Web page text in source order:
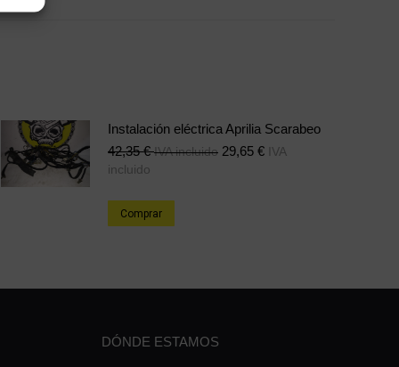
Instalación eléctrica Aprilia Scarabeo
42,35€ IVA incluido 29,65 € IVA
incluido
Comprar
DÓNDE ESTAMOS